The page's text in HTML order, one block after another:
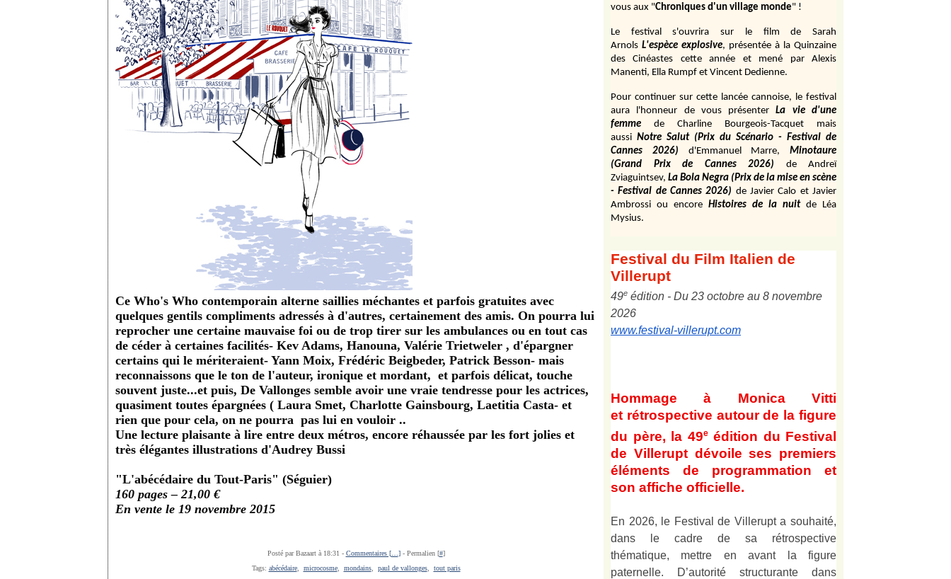
Ce Who's Who contemporain alterne saillies méchantes et parfois gratuites avec
quelques gentils compliments adressés à d'autres, certainement des amis. On pourra lui
reprocher une certaine mauvaise foi ou de trop tirer sur les ambulances ou en tout cas
de céder à certaines facilités- Kev Adams, Hanouna, Valérie Trietweler , d'épargner
certains qui le mériteraient- Yann Moix, Frédéric Beigbeder, Patrick Besson- mais
reconnaissons que le ton de l'auteur, ironique et mordant, et parfois délicat, touche
souvent juste...et puis, De Vallonges semble avoir une vraie tendresse pour les actrices,
quasiment toutes épargnées ( Laura Smet, Charlotte Gainsbourg, Laetitia Casta- et
rien que pour cela, on ne pourra pas lui en vouloir ..
Une lecture plaisante à lire entre deux métros, encore réhaussée par les fort jolies et
très élégantes illustrations d'Audrey Bussi
"L'abécédaire du Tout-Paris" (Séguier)
160 pages – 21,00 €
En vente le 19 novembre 2015
Posté par Bazaart à 18:31 - Commentaires [… ]- Permalien [#]
Tags: abécédaire, microcosme, mondains, paul de vallonges, tout paris
vous aux "Chroniques d'un village monde" !
Le festival s'ouvrira sur le film de Sarah
Arnols L'espèce explosive, présentée à la Quinzaine
des Cinéastes cette année et mené par Alexis
Manenti, Ella Rumpf et Vincent Dedienne.
Pour continuer sur cette lancée cannoise, le festival
aura l'honneur de vous présenter
La vie d'une
femme
de Charline Bourgeois-Tacquet
mais
aussi Notre Salut (Prix du Scénario - Festival de
Cannes 2026)
d'Emmanuel Marre,
Minotaure
(Grand Prix de Cannes 2026)
de Andreï
Zviaguintsev, La Bola Negra (Prix de la mise en scène
- Festival de Cannes 2026) de Javier Calo et Javier
Ambrossi ou encore Histoires de la nuit de Léa
Mysius.
Festival du Film Italien de
Villerupt
49e édition - Du 23 octobre au 8 novembre
2026
www.festival-villerupt.com
Hommage à Monica Vitti
et rétrospective autour de la figure
du père, la 49e édition du Festival
de Villerupt dévoile ses premiers
éléments de programmation et
son affiche officielle.
En 2026, le Festival de Villerupt a souhaité,
dans le cadre de sa rétrospective
thématique, mettre en avant la figure
paternelle. D’autorité structurante dans